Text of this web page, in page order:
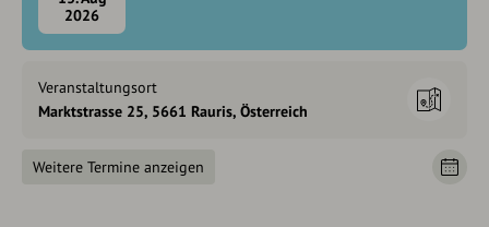
2026
Veranstaltungsort
Marktstrasse 25, 5661 Rauris, Österreich
Weitere Termine anzeigen